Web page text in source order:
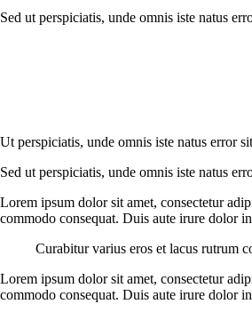
Sed ut perspiciatis, unde omnis iste natus
Ut perspiciatis, unde omnis iste natus error
Sed ut perspiciatis, unde omnis iste natus
Lorem ipsum dolor sit amet, consectetur
commodo consequat. Duis aute irure dolor
Curabitur varius eros et lacus rutrum
Lorem ipsum dolor sit amet, consectetur
commodo consequat. Duis aute irure dolor